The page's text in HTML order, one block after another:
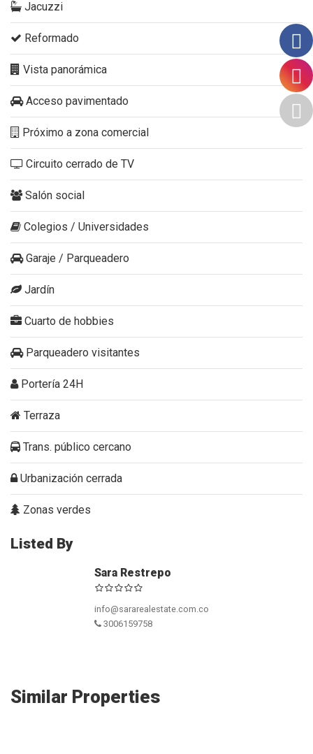
Jacuzzi
Reformado
Vista panorámica
Acceso pavimentado
Próximo a zona comercial
Circuito cerrado de TV
Salón social
Colegios / Universidades
Garaje / Parqueadero
Jardín
Cuarto de hobbies
Parqueadero visitantes
Portería 24H
Terraza
Trans. público cercano
Urbanización cerrada
Zonas verdes
Listed By
Sara Restrepo
info@sararealestate.com.co
3006159758
Similar Properties